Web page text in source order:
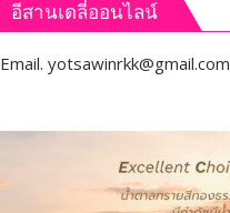
อีสานเดลี่ออนไลน์
Email. yotsawinrkk@gmail.com